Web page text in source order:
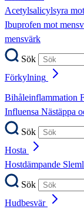
Acetylsalicylsyra
Ibuprofen mot
mensvärk
Sök
Förkylning
Bihåleinflammation
Influensa Nästäppa
Sök
Hosta
Hostdämpande
Sök
Hudbesvär